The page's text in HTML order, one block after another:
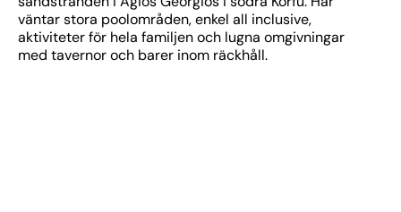
väntar stora poolområden, enkel all inclusive,
aktiviteter för hela familjen och lugna omgivningar
med tavernor och barer inom räckhåll.